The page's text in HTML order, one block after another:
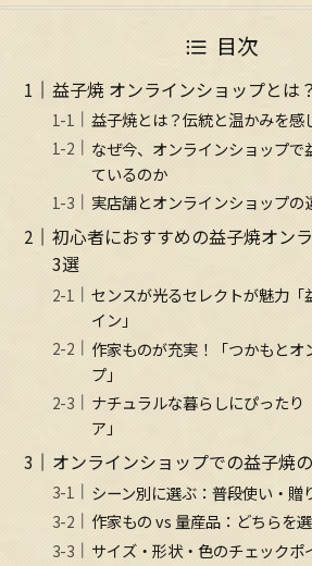
目次
益子焼 オンラインショップとは？
益子焼とは？伝統と温かみを感
なぜ今、オンラインショップで
ているのか
実店舗とオンラインショップの
初心者におすすめの益子焼オン
3選
センスが光るセレクトが魅力「
イン」
作家ものが充実！「つかもとオ
プ」
ナチュラルな暮らしにぴったり
ア」
オンラインショップでの益子焼
シーン別に選ぶ：普段使い・贈
作家もの vs 量産品：どちらを
サイズ・形状・色のチェックポ